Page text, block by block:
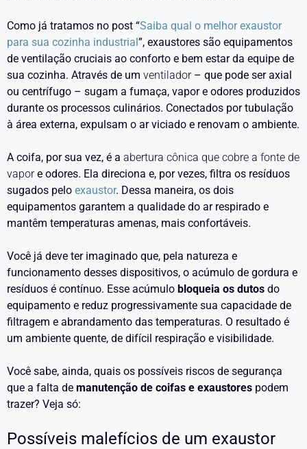
Como já tratamos no post “Saiba qual o melhor exaustor
para sua cozinha industrial”, exaustores são equipamentos
de ventilação cruciais ao conforto e bem estar da equipe de
sua cozinha. Através de um ventilador– que pode ser axial
ou centrífugo – sugam a fumaça, vapor e odores produzidos
durante os processos culinários. Conectados por tubulação
à área externa, expulsam o ar viciado e renovam o ambiente.
A coifa, por sua vez, é a abertura cônica que cobre a fonte de
vapore odores. Ela direciona e, por vezes, filtra os resíduos
sugados pelo exaustor. Dessa maneira, os dois
equipamentos garantem a qualidade do ar respirado e
mantêm temperaturas amenas, mais confortáveis.
Você já deve ter imaginado que, pela natureza e
funcionamento desses dispositivos, o acúmulo de gordura e
resíduos é contínuo. Esse acúmulo bloqueia os dutos do
equipamento e reduz progressivamente sua capacidade de
filtragem e abrandamento das temperaturas. O resultado é
um ambiente quente, de difícil respiração e visibilidade.
Você sabe, ainda, quais os possíveis riscos de segurança
que a falta de manutenção de coifas e exaustores podem
trazer? Veja só:
Possíveis malefícios de um exaustor